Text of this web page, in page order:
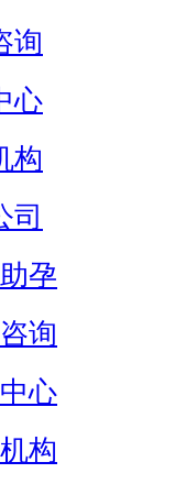
询
心
构
司
孕
询
心
构